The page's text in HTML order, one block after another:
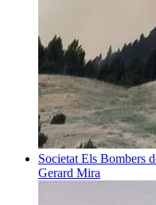
Societat Els Bombers
Gerard Mira